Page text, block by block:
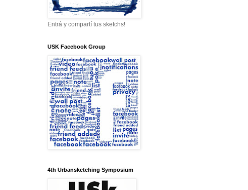
Entrá y compartí tus sketchs!
USK Facebook Group
4th Urbansketching Symposium